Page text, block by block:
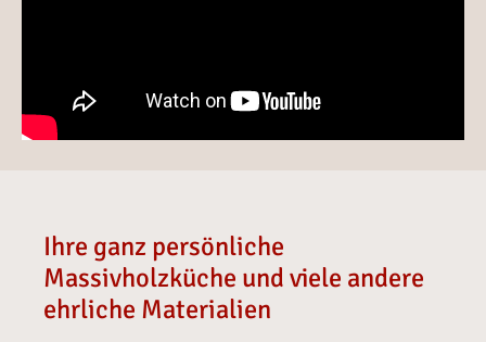
Ihre ganz persönliche
Massivholzküche und viele andere
ehrliche Materialien